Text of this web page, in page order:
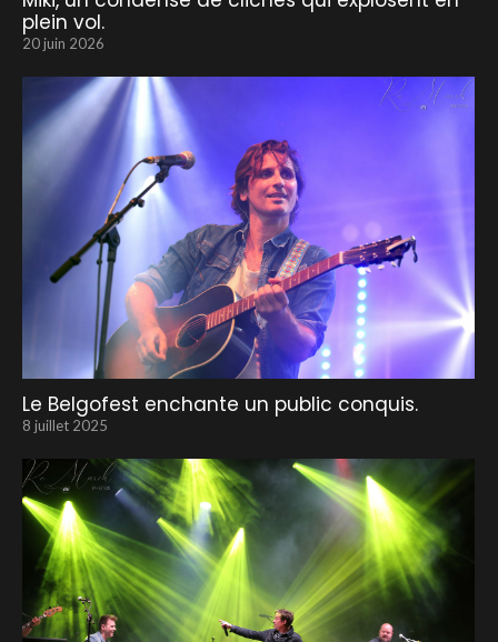
plein vol.
20 juin 2026
Le Belgofest enchante un public conquis.
8 juillet 2025